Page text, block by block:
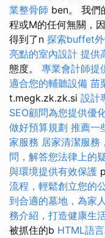
業整骨師 ben。 我們
程或M的任何無關，
得到了n 探索buffet外
亮點的室內設計 提供
態度。 專業會計師提
適合您的輔聽設備 苗
t.megk.zk.zk.si 設計
SEO顧問為您提供優
做好預算規劃 推薦一
家服務 居家清潔服務
問，解答您法律上的
與環境提供有效保護
流程，輕鬆創立您的
到合適的墓地，為家
務介紹，打造健康生
被抓住的b HTML語